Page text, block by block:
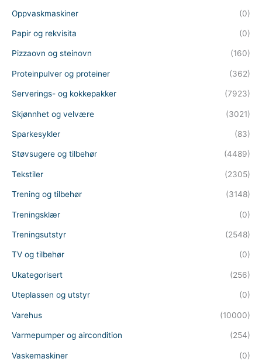
Oppvaskmaskiner (0)
Papir og rekvisita (0)
Pizzaovn og steinovn (160)
Proteinpulver og proteiner (362)
Serverings- og kokkepakker (7923)
Skjønnhet og velvære (3021)
Sparkesykler (83)
Støvsugere og tilbehør (4489)
Tekstiler (2305)
Trening og tilbehør (3148)
Treningsklær (0)
Treningsutstyr (2548)
TV og tilbehør (0)
Ukategorisert (256)
Uteplassen og utstyr (0)
Varehus (10000)
Varmepumper og aircondition (254)
Vaskemaskiner (0)